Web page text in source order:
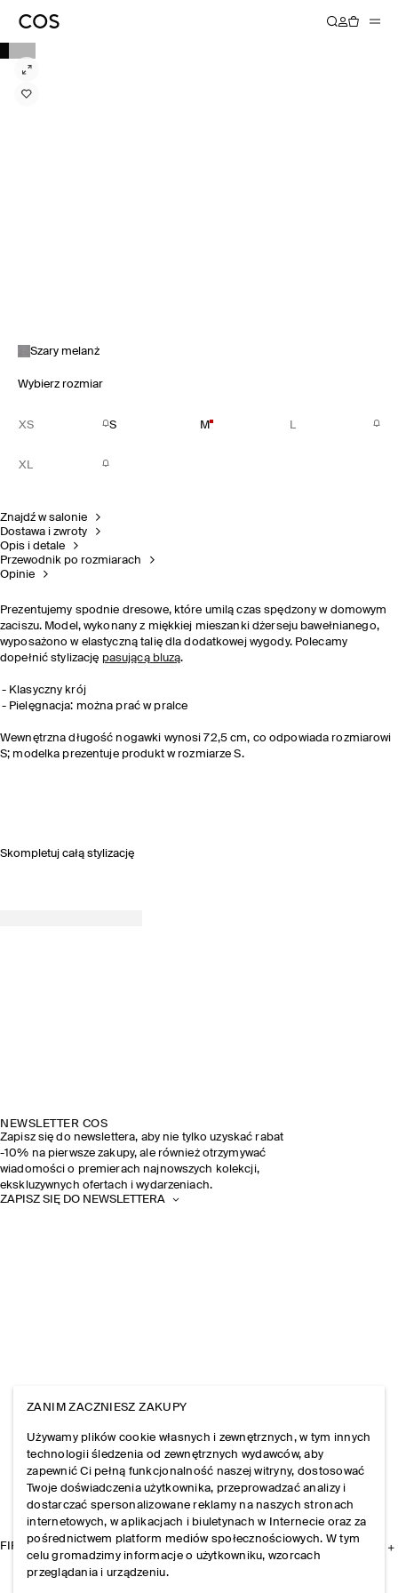
Szary melanż
Wybierz rozmiar
XS S M L
XL
Znajdź w salonie
Dostawa i zwroty
Opis i detale
Przewodnik po rozmiarach
Opinie
Prezentujemy spodnie dresowe, które umilą czas spędzony w domowym
zaciszu. Model, wykonany z miękkiej mieszanki dżerseju bawełnianego,
wyposażono w elastyczną talię dla dodatkowej wygody. Polecamy
dopełnić stylizację pasującą bluzą.
Klasyczny krój
Pielęgnacja: można prać w pralce
Wewnętrzna długość nogawki wynosi 72,5 cm, co odpowiada rozmiarowi
S; modelka prezentuje produkt w rozmiarze S.
Skompletuj całą stylizację
NEWSLETTER COS
Zapisz się do newslettera, aby nie tylko uzyskać rabat
-10% na pierwsze zakupy, ale również otrzymywać
wiadomości o premierach najnowszych kolekcji,
ekskluzywnych ofertach i wydarzeniach.
ZAPISZ SIĘ DO NEWSLETTERA
FIRMA
ZANIM ZACZNIESZ ZAKUPY
Używamy plików cookie własnych i zewnętrznych, w tym innych
technologii śledzenia od zewnętrznych wydawców, aby
zapewnić Ci pełną funkcjonalność naszej witryny, dostosować
Twoje doświadczenia użytkownika, przeprowadzać analizy i
dostarczać spersonalizowane reklamy na naszych stronach
internetowych, w aplikacjach i biuletynach w Internecie oraz za
pośrednictwem platform mediów społecznościowych. W tym
celu gromadzimy informacje o użytkowniku, wzorcach
przeglądania i urządzeniu.